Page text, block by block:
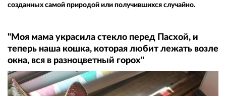
созданных самой природой или получившихся случайно.
"Моя мама украсила стекло перед Пасхой, и
теперь наша кошка, которая любит лежать возле
окна, вся в разноцветный горох"